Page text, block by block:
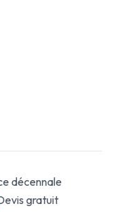
décennale
gratuit